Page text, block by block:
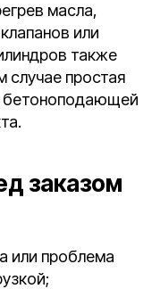
масла,
или
также
случае простая
бетоноподающей
заказом
или проблема